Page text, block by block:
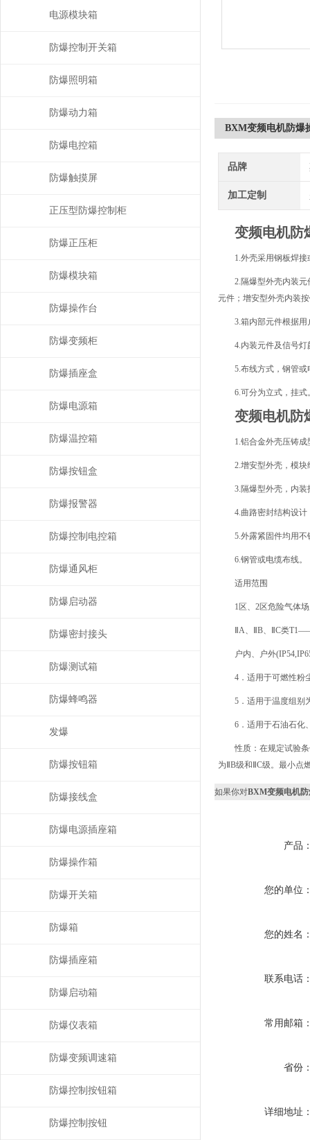
BXM变频电机防爆
品牌
加工定制
变频电机防
1.外壳采用钢板焊
2.隔爆型外壳内装
元件；增安型外壳内装
3.箱内部元件根据
4.内装元件及信号
5.布线方式，钢管
6.可分为立式，挂
变频电机防
1.铝合金外壳压铸
2.增安型外壳，模
3.隔爆型外壳，内
4.曲路密封结构设
5.外露紧固件均用不
6.钢管或电缆布线。
适用范围
1区、2区危险气体
ⅡA、ⅡB、ⅡC类
户内、户外
4．适用于可燃性粉
5．适用于温度组别
6．适用于石油石化
性质：在规定试验
为ⅡB级和ⅡC级。最小点
如果你对BXM变频电机
产品
您的单位
您的姓名
联系电话
常用邮箱
省份
详细地址
电源模块箱
防爆控制开关箱
防爆照明箱
防爆动力箱
防爆电控箱
防爆触摸屏
正压型防爆控制柜
防爆正压柜
防爆模块箱
防爆操作台
防爆变频柜
防爆插座盒
防爆电源箱
防爆温控箱
防爆按钮盒
防爆报警器
防爆控制电控箱
防爆通风柜
防爆启动器
防爆密封接头
防爆测试箱
防爆蜂鸣器
发爆
防爆按钮箱
防爆接线盒
防爆电源插座箱
防爆操作箱
防爆开关箱
防爆箱
防爆插座箱
防爆启动箱
防爆仪表箱
防爆变频调速箱
防爆控制按钮箱
防爆控制按钮